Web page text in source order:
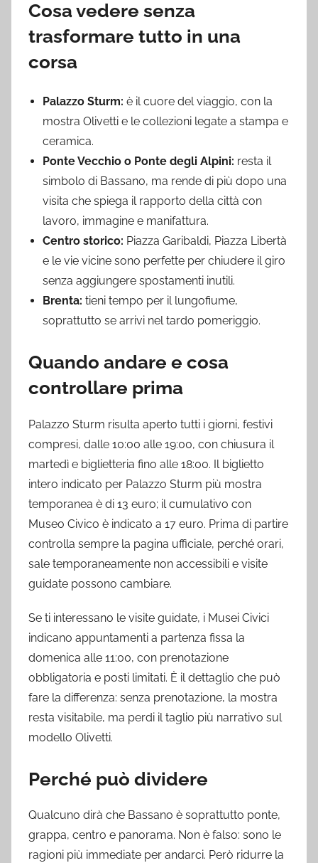
Cosa vedere senza
trasformare tutto in una
corsa
Palazzo Sturm: è il cuore del viaggio, con la
mostra Olivetti e le collezioni legate a stampa e
ceramica.
Ponte Vecchio o Ponte degli Alpini: resta il
simbolo di Bassano, ma rende di più dopo una
visita che spiega il rapporto della città con
lavoro, immagine e manifattura.
Centro storico: Piazza Garibaldi, Piazza Libertà
e le vie vicine sono perfette per chiudere il giro
senza aggiungere spostamenti inutili.
Brenta: tieni tempo per il lungofiume,
soprattutto se arrivi nel tardo pomeriggio.
Quando andare e cosa
controllare prima
Palazzo Sturm risulta aperto tutti i giorni, festivi
compresi, dalle 10:00 alle 19:00, con chiusura il
martedì e biglietteria fino alle 18:00. Il biglietto
intero indicato per Palazzo Sturm più mostra
temporanea è di 13 euro; il cumulativo con
Museo Civico è indicato a 17 euro. Prima di partire
controlla sempre la pagina ufficiale, perché orari,
sale temporaneamente non accessibili e visite
guidate possono cambiare.
Se ti interessano le visite guidate, i Musei Civici
indicano appuntamenti a partenza fissa la
domenica alle 11:00, con prenotazione
obbligatoria e posti limitati. È il dettaglio che può
fare la differenza: senza prenotazione, la mostra
resta visitabile, ma perdi il taglio più narrativo sul
modello Olivetti.
Perché può dividere
Qualcuno dirà che Bassano è soprattutto ponte,
grappa, centro e panorama. Non è falso: sono le
ragioni più immediate per andarci. Però ridurre la